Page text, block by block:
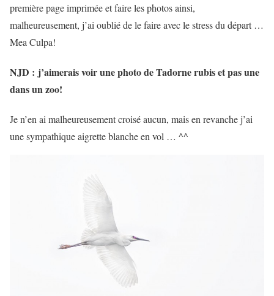
première page imprimée et faire les photos ainsi,
malheureusement, j’ai oublié de le faire avec le stress du départ …
Mea Culpa!
NJD : j’aimerais voir une photo de Tadorne rubis et pas une
dans un zoo!
Je n’en ai malheureusement croisé aucun, mais en revanche j’ai
une sympathique aigrette blanche en vol … ^^